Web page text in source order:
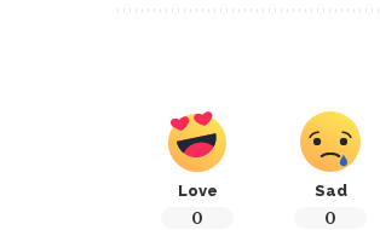
Love
0
Sad
0